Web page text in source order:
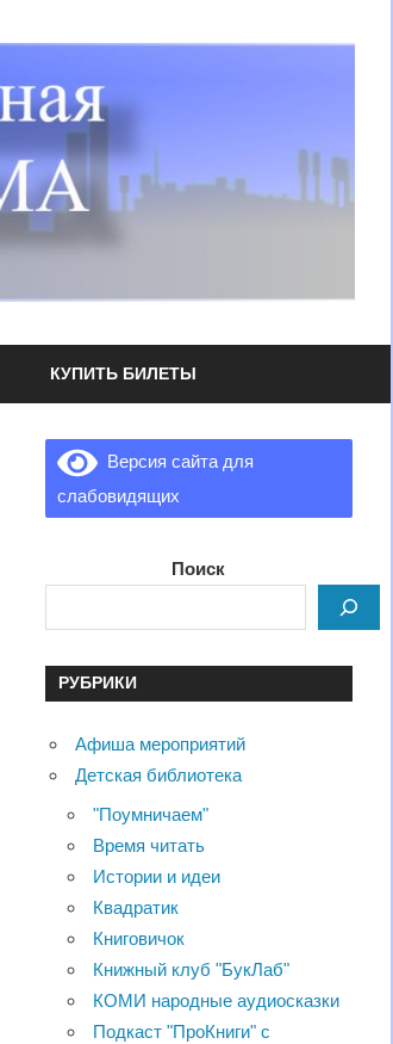
КУПИТЬ БИЛЕТЫ
Версия сайта для
слабовидящих
Поиск
РУБРИКИ
Афиша мероприятий
Детская библиотека
"Поумничаем"
Время читать
Истории и идеи
Квадратик
Книговичок
Книжный клуб "БукЛаб"
КОМИ народные аудиосказки
Подкаст "ПроКниги" с